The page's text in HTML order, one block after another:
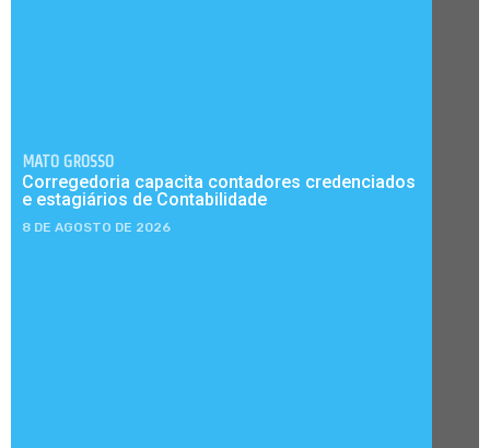
MATO GROSSO
Corregedoria capacita contadores credenciados
e estagiários de Contabilidade
8 DE AGOSTO DE 2026